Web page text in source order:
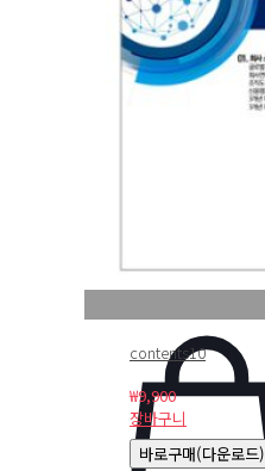
contents10
₩9,900
장바구니
바로구매(다운로드)